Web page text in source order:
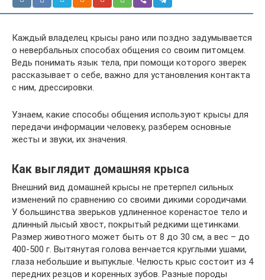
Каждый владелец крысы рано или поздно задумывается
о невербальных способах общения со своим питомцем.
Ведь понимать язык тела, при помощи которого зверек
рассказывает о себе, важно для установления контакта
с ним, дрессировки.
Узнаем, какие способы общения используют крысы для
передачи информации человеку, разберем основные
жесты и звуки, их значения.
Как выглядит домашняя крыса
Внешний вид домашней крысы не претерпел сильных
изменений по сравнению со своими дикими сородичами.
У большинства зверьков удлиненное коренастое тело и
длинный лысый хвост, покрытый редкими щетинками.
Размер животного может быть от 8 до 30 см, а вес – до
400-500 г. Вытянутая голова венчается круглыми ушами,
глаза небольшие и выпуклые. Челюсть крыс состоит из 4
передних резцов и коренных зубов. Разные породы